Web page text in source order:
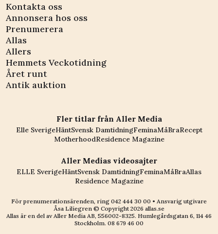
Kontakta oss
Annonsera hos oss
Prenumerera
Allas
Allers
Hemmets Veckotidning
Året runt
Antik auktion
Fler titlar från Aller Media
Elle SverigeHäntSvensk DamtidningFeminaMåBraRecept
MotherhoodResidence Magazine
Aller Medias videosajter
ELLE SverigeHäntSvensk DamtidningFeminaMåBraAllas
Residence Magazine
För prenumerationsärenden, ring 042 444 30 00 • Ansvarig utgivare
Åsa Liliegren © Copyright2026 allas.se
Allas är en del av Aller Media AB, 556002-8325. Humlegårdsgatan 6, 114 46
Stockholm. 08 679 46 00